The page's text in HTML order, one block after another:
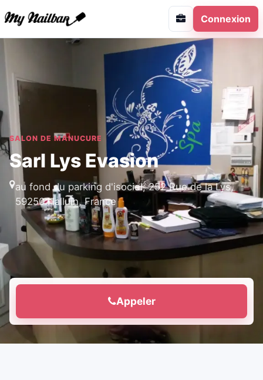
Connexion
SALON DE MANUCURE
Sarl Lys Evasion
au fond du parking d'isociel, 252 Rue de la Lys,
59250 Halluin, France
Appeler